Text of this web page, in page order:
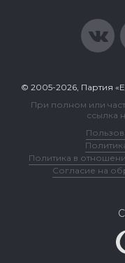
© 2005-2026, Партия
При полном или
ссылка
Политика в
Согласие на